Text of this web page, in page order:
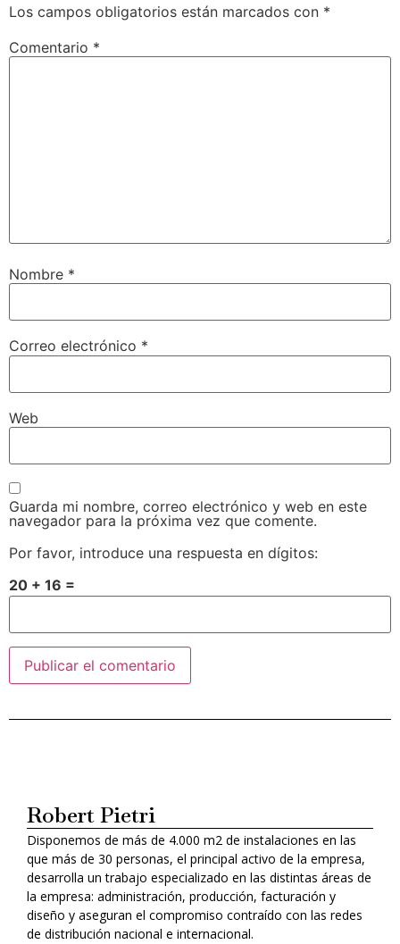
Los campos obligatorios están marcados con *
Comentario *
Nombre *
Correo electrónico *
Web
Guarda mi nombre, correo electrónico y web en este
navegador para la próxima vez que comente.
Por favor, introduce una respuesta en dígitos:
20 + 16 =
Robert Pietri
Disponemos de más de 4.000 m2 de instalaciones en las
que más de 30 personas, el principal activo de la empresa,
desarrolla un trabajo especializado en las distintas áreas de
la empresa: administración, producción, facturación y
diseño y aseguran el compromiso contraído con las redes
de distribución nacional e internacional.